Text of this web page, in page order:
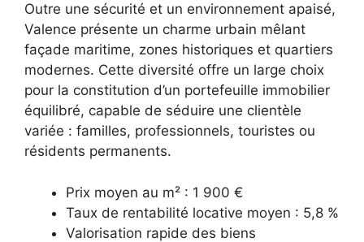
Outre une sécurité et un environnement apaisé,
Valence présente un charme urbain mêlant
façade maritime, zones historiques et quartiers
modernes. Cette diversité offre un large choix
pour la constitution d’un portefeuille immobilier
équilibré, capable de séduire une clientèle
variée : familles, professionnels, touristes ou
résidents permanents.
Prix moyen au m² : 1 900 €
Taux de rentabilité locative moyen : 5,8 %
Valorisation rapide des biens